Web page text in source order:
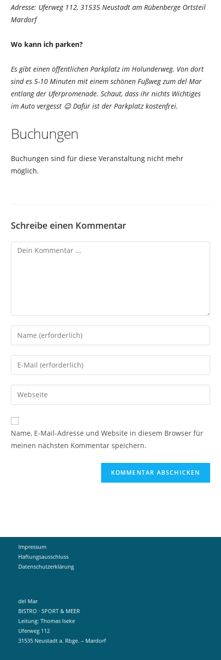
Adresse: Uferweg 112, 31535 Neustadt am Rübenberge Ortsteil
Mardorf
Wo kann ich parken?
Es gibt einen öffentlichen Parkplatz im Holunderweg. Von dort
sind es 5-10 Minuten mit einem schönen Fußweg zum del Mar
entlang der Uferpromenade. Schaut, dass ihr nichts Wichtiges
im Auto vergesst 😉 Dafür ist der Parkplatz kostenfrei.
Buchungen
Buchungen sind für diese Veranstaltung nicht mehr
möglich.
Schreibe einen Kommentar
Kommentieren
Gib
deinen
Namen
oder
zum
Kommentieren
ein
Gib
deine
E-
Mail-
zum
Kommentieren
ein
Gib
deine
Website-
URL
Name, E-Mail-Adresse und Website in diesem Browser für
meinen nächsten Kommentar speichern.
Impressum
Haftungsausschluss
Datenschutzerklärung
del Mar
BISTRO · SPORT & MEER
Leitung: Thomas Iseke
Uferweg 112
31535 Neustadt a. Rbge. – Mardorf